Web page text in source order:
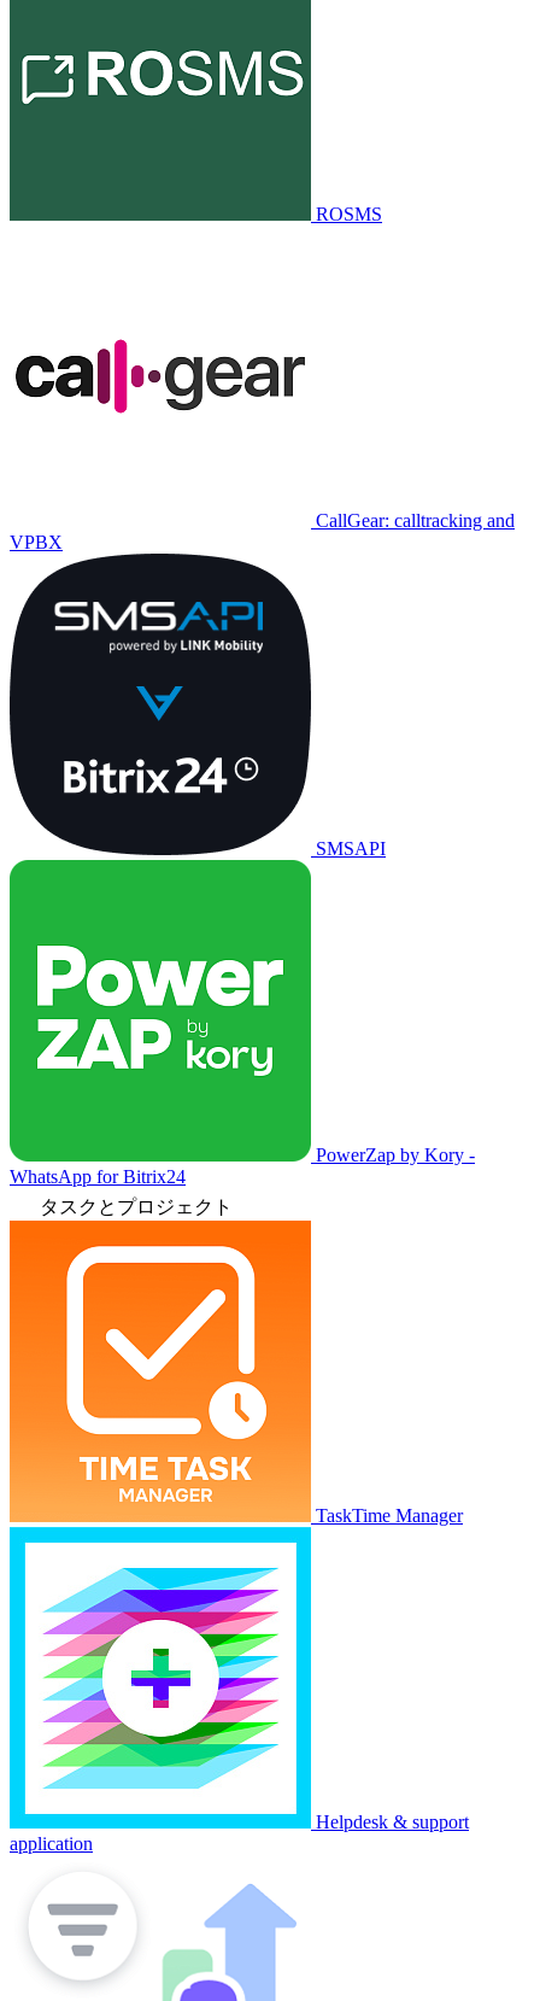
ROSMS
CallGear: calltracking and
VPBX
SMSAPI
PowerZap by Kory -
WhatsApp for Bitrix24
タスクとプロジェクト
TaskTime Manager
Helpdesk & support
application